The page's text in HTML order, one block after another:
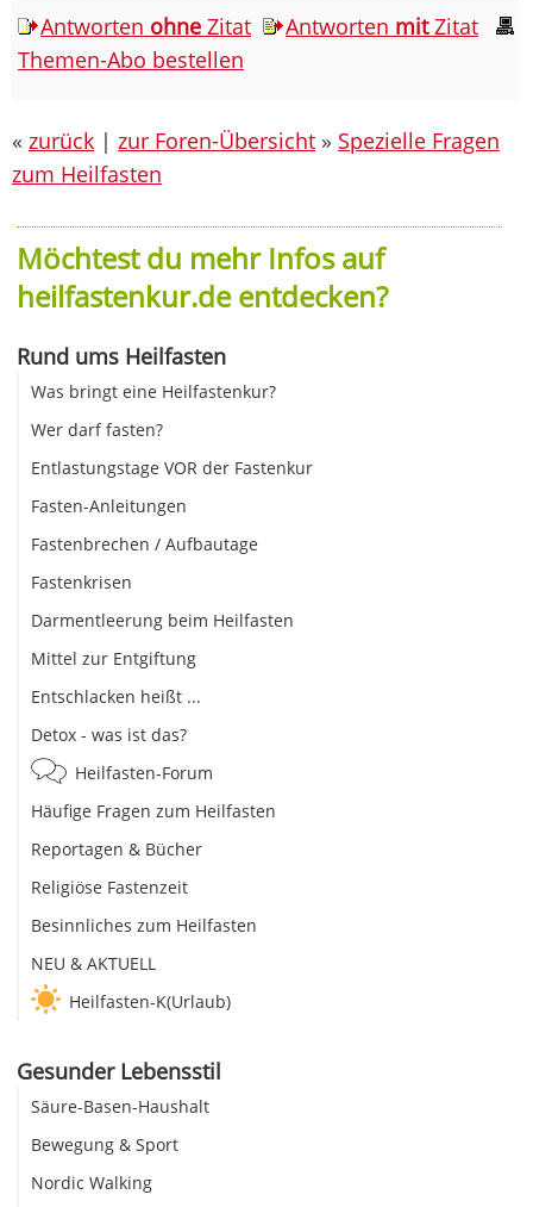
Antworten ohne Zitat Antworten mitZitat
Themen-Abo bestellen
« zurück | zur Foren-Übersicht » Spezielle Fragen
zum Heilfasten
Möchtest du mehr Infos auf
heilfastenkur.de entdecken?
Rund ums Heilfasten
Was bringt eine Heilfastenkur?
Wer darf fasten?
Entlastungstage VOR der Fastenkur
Fasten-Anleitungen
Fastenbrechen / Aufbautage
Fastenkrisen
Darmentleerung beim Heilfasten
Mittel zur Entgiftung
Entschlacken heißt ...
Detox - was ist das?
Heilfasten-Forum
Häufige Fragen zum Heilfasten
Reportagen & Bücher
Religiöse Fastenzeit
Besinnliches zum Heilfasten
NEU & AKTUELL
Heilfasten-K(Urlaub)
Gesunder Lebensstil
Säure-Basen-Haushalt
Bewegung & Sport
Nordic Walking